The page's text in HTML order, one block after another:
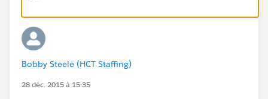
following:
How do you enable Chatter Messenger?
(https://help.salesforce.com/HTViewSolution?
id=000025293&language=en_US
Bobby Steele (HCT Staffing)
28 déc. 2015 à 15:35